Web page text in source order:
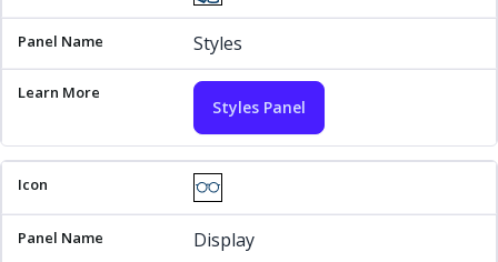
Styles
Styles Panel
Display